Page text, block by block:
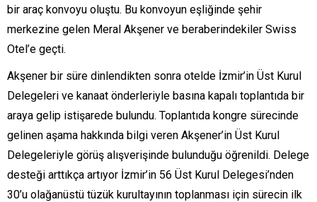
bir araç konvoyu oluştu. Bu konvoyun eşliğinde şehir
merkezine gelen Meral Akşener ve beraberindekiler Swiss
Otel’e geçti.
Akşener bir süre dinlendikten sonra otelde İzmir’in Üst Kurul
Delegeleri ve kanaat önderleriyle basına kapalı toplantıda bir
araya gelip istişarede bulundu. Toplantıda kongre sürecinde
gelinen aşama hakkında bilgi veren Akşener’in Üst Kurul
Delegeleriyle görüş alışverişinde bulunduğu öğrenildi. Delege
desteği arttıkça artıyor İzmir’in 56 Üst Kurul Delegesi’nden
30’u olağanüstü tüzük kurultayının toplanması için sürecin ilk